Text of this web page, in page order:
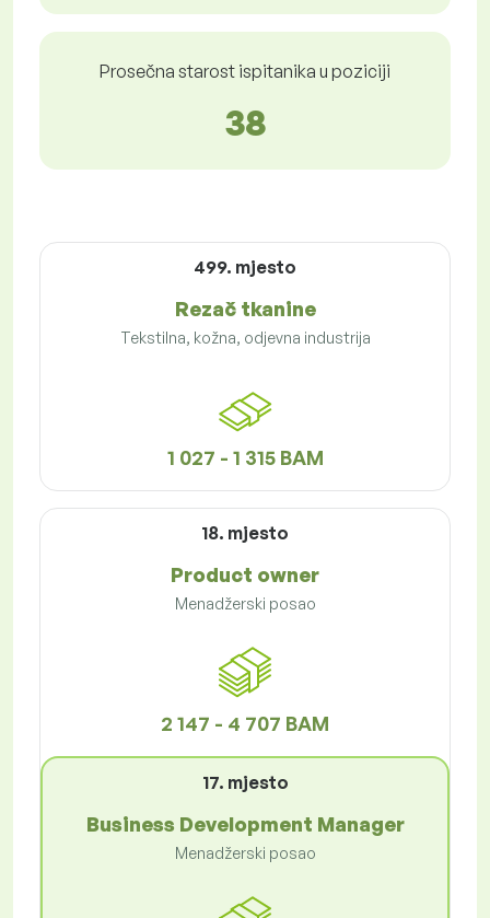
Prosečna starost ispitanika u poziciji
38
499. mjesto
Rezač tkanine
Tekstilna, kožna, odjevna industrija
1 027 - 1 315 BAM
18. mjesto
Product owner
Menadžerski posao
2 147 - 4 707 BAM
17. mjesto
Business Development Manager
Menadžerski posao